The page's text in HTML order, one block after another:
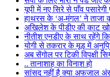
यूपी में नए सिरे से पाँव पसारेगी
हाथरस के ‘अ-मंगल’ ने ताजा
अखिलेश के पीडीए की काट
नीतीश एनडीए के साथ रहेंगे
योगी से तकरार के मूड में
अब सेंगोल पर टिकी विपक्षी
.. तानाशाह का विनाश हो
सांसद नहीं है क्या अफजाल